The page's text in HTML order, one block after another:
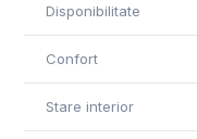
Disponibilitate
Confort
Stare interior